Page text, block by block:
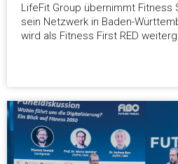
LifeFit Group übernimmt Fitness
sein Netzwerk in Baden-
wird als Fitness First RED